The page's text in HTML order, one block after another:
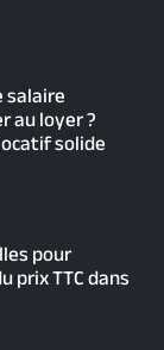
salaire
au loyer ?
solide
pour
prix TTC dans